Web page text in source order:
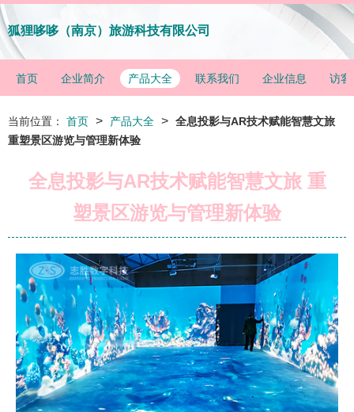
狐狸哆哆（南京）旅游科技有限公司
首页 企业简介 产品大全 联系我们 企业信息 访客
当前位置： 首页 > 产品大全 > 全息投影与AR技术赋能智慧文旅
重塑景区游览与管理新体验
全息投影与AR技术赋能智慧文旅 重
塑景区游览与管理新体验